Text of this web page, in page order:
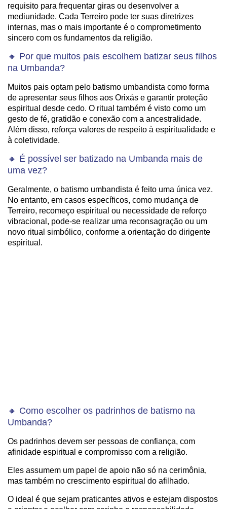
requisito para frequentar giras ou desenvolver a
mediunidade. Cada Terreiro pode ter suas diretrizes
internas, mas o mais importante é o comprometimento
sincero com os fundamentos da religião.
🔸 Por que muitos pais escolhem batizar seus filhos
na Umbanda?
Muitos pais optam pelo batismo umbandista como forma
de apresentar seus filhos aos Orixás e garantir proteção
espiritual desde cedo. O ritual também é visto como um
gesto de fé, gratidão e conexão com a ancestralidade.
Além disso, reforça valores de respeito à espiritualidade e
à coletividade.
🔸 É possível ser batizado na Umbanda mais de
uma vez?
Geralmente, o batismo umbandista é feito uma única vez.
No entanto, em casos específicos, como mudança de
Terreiro, recomeço espiritual ou necessidade de reforço
vibracional, pode-se realizar uma reconsagração ou um
novo ritual simbólico, conforme a orientação do dirigente
espiritual.
🔸 Como escolher os padrinhos de batismo na
Umbanda?
Os padrinhos devem ser pessoas de confiança, com
afinidade espiritual e compromisso com a religião.
Eles assumem um papel de apoio não só na cerimônia,
mas também no crescimento espiritual do afilhado.
O ideal é que sejam praticantes ativos e estejam dispostos